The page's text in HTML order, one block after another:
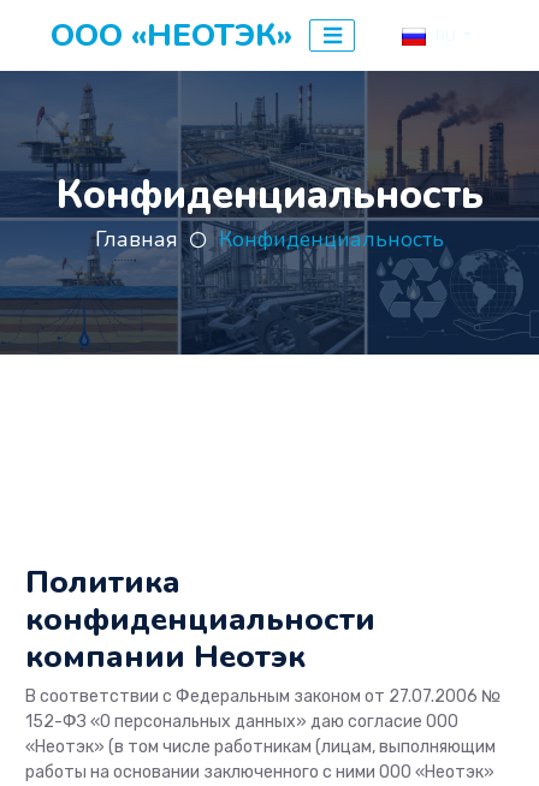
ООО «НЕОТЭК»
Конфиденциальность
Главная Конфиденциальность
Политика
конфиденциальности
компании Неотэк
В соответствии с Федеральным законом от 27.07.2006 №
152-ФЗ «О персональных данных» даю согласие ООО
«Неотэк» (в том числе работникам (лицам, выполняющим
работы на основании заключенного с ними ООО «Неотэк»